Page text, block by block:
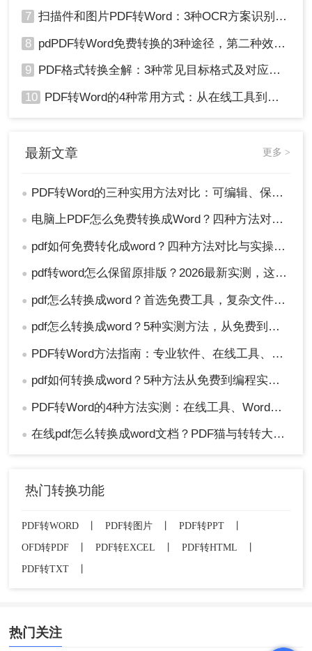
7 扫描件和图片PDF转Word：3种OCR方案识别率实测！
8 pdPDF转Word免费转换的3种途径，第二种效率最高！
9 PDF格式转换全解：3种常见目标格式及对应操作方法！
10 PDF转Word的4种常用方式：从在线工具到桌面软件全梳理！
最新文章 更多 >
● PDF转Word的三种实用方法对比：可编辑、保格式、避风险！
● 电脑上PDF怎么免费转换成Word？四种方法对比与实操指南（附详细表格）!
● pdf如何免费转化成word？四种方法对比与实操指南（附详细表格）
● pdf转word怎么保留原排版？2026最新实测，这5种方法从免费到专业全搞定！
● pdf怎么转换成word？首选免费工具，复杂文件再上专业软件！
● pdf怎么转换成word？5种实测方法，从免费到专业全攻略！
● PDF转Word方法指南：专业软件、在线工具、Word内置与改后缀名4种方案对比！
● pdf如何转换成word？5种方法从免费到编程实测对比！
● PDF转Word的4种方法实测：在线工具、Word、Adobe与开源软件对比！！
● 在线pdf怎么转换成word文档？PDF猫与转转大师2种在线工具使用指南与功能对比！
热门转换功能
PDF转WORD PDF转图片 PDF转PPT
OFD转PDF
PDF转EXCEL PDF转HTML
PDF转TXT
热门关注